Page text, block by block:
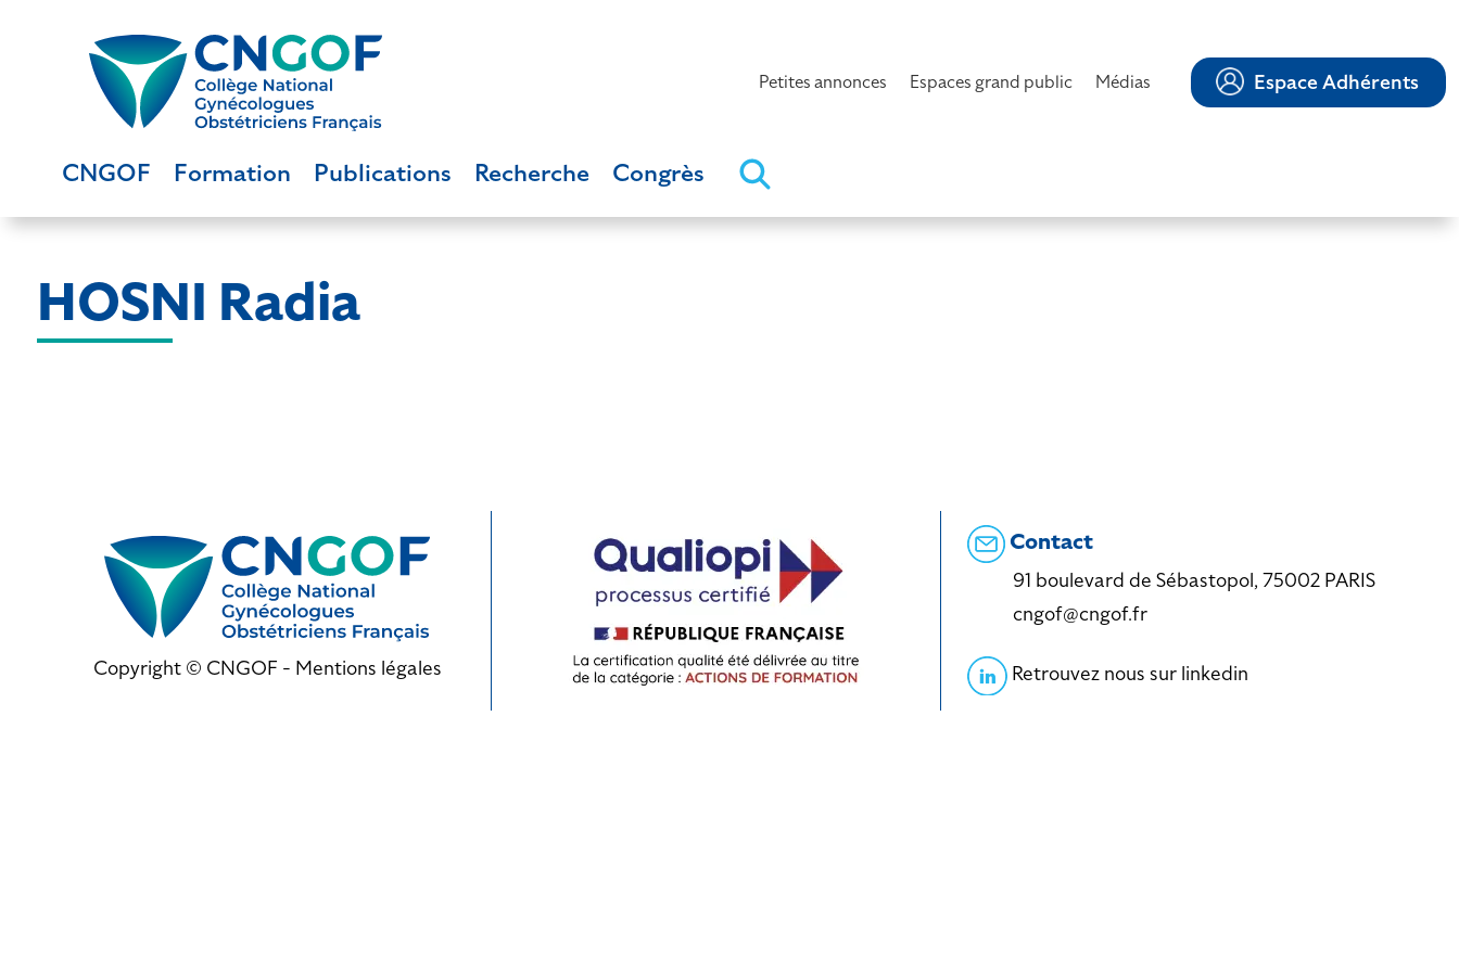
Petites annonces Espaces grand public Médias Espace Adhérents
CNGOF Formation Publications Recherche Congrès
HOSNI Radia
Copyright © CNGOF - Mentions légales
Contact
91 boulevard de Sébastopol, 75002 PARIS
cngof@cngof.fr
Retrouvez nous sur linkedin